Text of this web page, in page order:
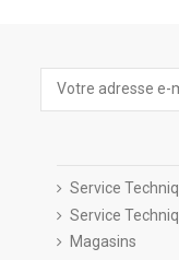
Service
Service
Magasins